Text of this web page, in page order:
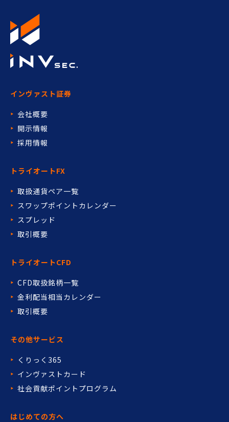
インヴァスト証券
会社概要
開示情報
採用情報
その他サービス
くりっく365
インヴァストカード
社会貢献ポイントプログラム
トライオートFX
取扱通貨ペア一覧
スワップポイントカレンダー
スプレッド
取引概要
はじめての方へ
トライオートCFD
CFD取扱銘柄一覧
金利配当相当カレンダー
取引概要